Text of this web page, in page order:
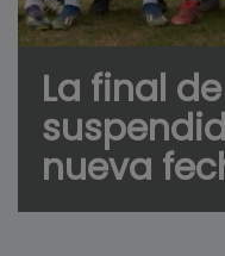
La final
nueva